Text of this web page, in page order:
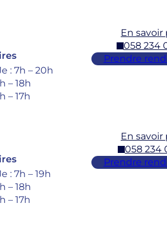
: 7h – 20h
– 18h
– 17h
En savoir
058 234
Prendre
: 7h – 19h
– 18h
– 17h
En savoir
058 234
Prendre